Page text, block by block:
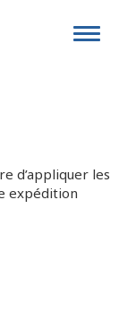
Toggle
d’appliquer les
expédition